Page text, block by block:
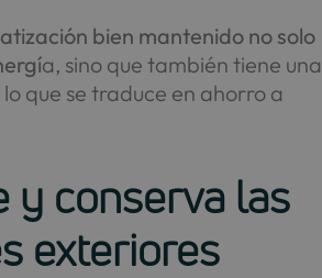
bien mantenido no solo
a, sino que también tiene una
que se traduce en ahorro a
y conserva las
exteriores